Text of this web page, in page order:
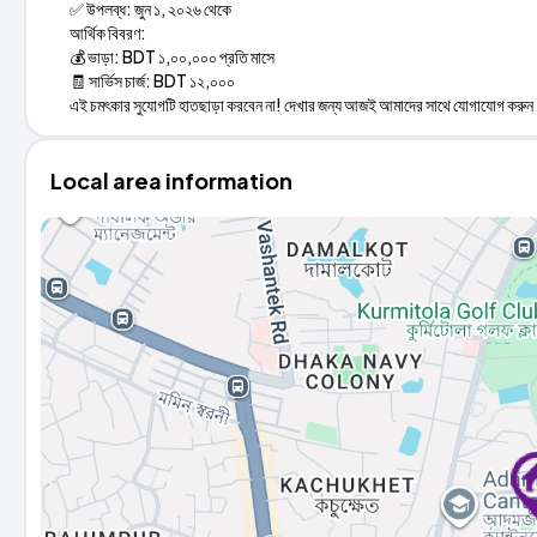
✅ উপলব্ধ: জুন ১, ২০২৬ থেকে
আর্থিক বিবরণ:
💰 ভাড়া: BDT ১,০০,০০০ প্রতি মাসে
🧾 সার্ভিস চার্জ: BDT ১২,০০০
এই চমৎকার সুযোগটি হাতছাড়া করবেন না! দেখার জন্য আজই আমাদের সাথে যোগাযোগ
Local area information